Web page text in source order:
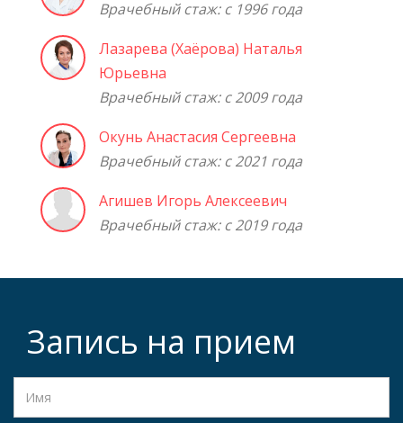
Врачебный стаж: с 1996 года
Лазарева (Хаёрова) Наталья
Юрьевна
Врачебный стаж: с 2009 года
Окунь Анастасия Сергеевна
Врачебный стаж: с 2021 года
Агишев Игорь Алексеевич
Врачебный стаж: с 2019 года
Запись на прием